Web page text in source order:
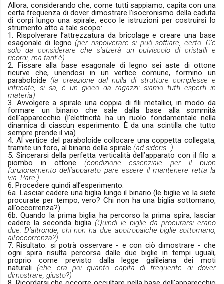
Allora, considerando che, come tutti sappiamo, capita con una
certa frequenza di dover dimostrare l’isocronismo della caduta
di corpi lungo una spirale, ecco le istruzioni per costruirsi lo
strumento atto a tale scopo:
1. Rispolverare l’attrezzatura da bricolage e creare una base
esagonale di legno(per rispolverare si può soffiare, certo. C’è
solo da considerare che s’alzerà un pulviscolo di cristalli e
ricordi, ma tant’è)
2. Fissare alla base esagonale di legno sei aste di ottone
ricurve che, unendosi in un vertice comune, formino un
paraboloide(la creazione dal nulla di strutture complesse e
intricate, si sa, è un gioco da ragazzi: siamo tutti esperti in
materia)
3. Avvolgere a spirale una coppia di fili metallici, in modo da
formare un binario che sale dalla base alla sommità
dell'apparecchio(l’elettricità ha un ruolo fondamentale nella
dinamica di ciascun esperimento. È da una scintilla che tutto
sempre prende il via)
4. Al vertice del paraboloide collocare una coppetta collegata,
tramite un foro, al binario della spirale (ad sideris…)
5. Sincerarsi della perfetta verticalità dell’apparato con il filo a
piombo in ottone (condizione essenziale per il buon
funzionamento dell’apparato pare essere il mantenere retta la
via. Pare.)
6. Procedere quindi all’esperimento:
6a. Lasciar cadere una biglia lungo il binario (le biglie ve la siete
procurate per tempo, vero? Chi non ha una biglia sottomano,
all’occorrenza?)
6b. Quando la prima biglia ha percorso la prima spira, lasciar
cadere la seconda biglia (Quindi le biglie da procurarsi erano
due. D’altronde, chi non ha due apotropaiche biglie sottomano,
all’occorrenza?)
7: Risultato: si potrà osservare - e con ciò dimostrare - che
ogni spira risulta percorsa dalle due biglie in tempi uguali,
proprio come previsto dalla legge galileiana dei moti
naturali(che era poi quanto capita di frequente di dover
dimostrare, giusto?)